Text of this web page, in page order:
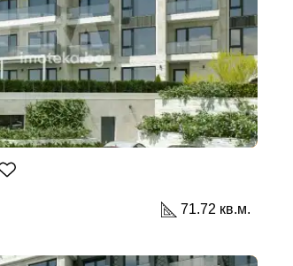
71.72 кв.м.